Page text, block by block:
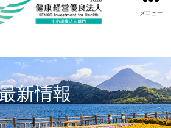
宿
商
議
所
メニュー
新情報